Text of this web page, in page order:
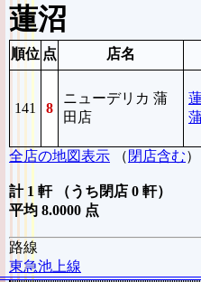
蓮沼
順位 点 店名
141 8
ニューデリカ 蒲
田店
全店の地図表示 （ 閉店含む）
計 1 軒 （うち閉店 0 軒）
平均 8.0000 点
路線
東急池上線